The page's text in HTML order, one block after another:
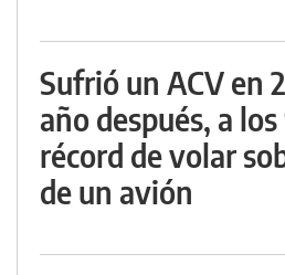
Sufrió un ACV en
año después, a
récord de volar
de un avión